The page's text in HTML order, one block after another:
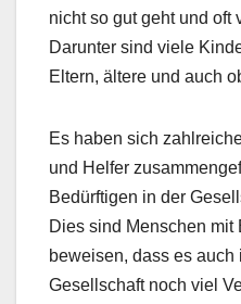
nicht so gut geht und oft
Darunter sind viele
Eltern, ältere und auch
Es haben sich
und Helfer
Bedürftigen in der
Dies sind Menschen mit
beweisen, dass es auch
Gesellschaft noch viel